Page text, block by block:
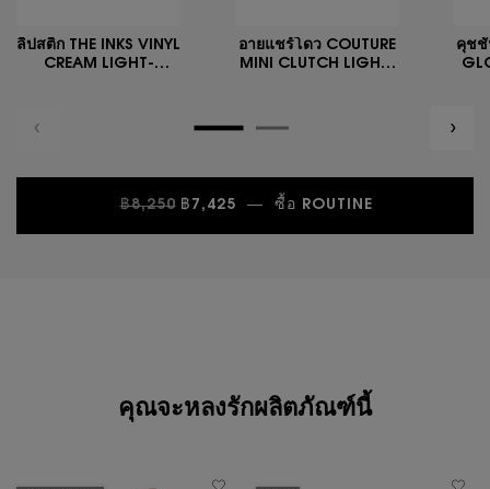
ลิปสติก THE INKS VINYL
CREAM LIGHT-
อายแชร์โดว COUTURE
MINI CLUTCH LIGHT-
คุชชั่
ราคาเก่า
฿8,250
ราคาใหม่฿7,425 ― ซื้อ ROUTINE
คุณจะหลงรักผลิตภัณฑ์นี้